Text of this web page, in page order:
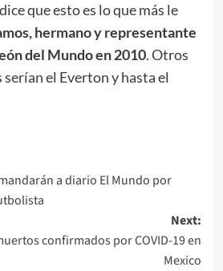
que esto es lo que más le
hermano y representante
del Mundo en 2010. Otros
el Everton y hasta el
a diario El Mundo por
Next:
confirmados por COVID-19 en
Mexico